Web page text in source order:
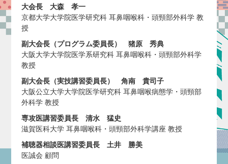
大会長 大森 孝一
京都大学大学院医学研究科 耳鼻咽喉科・頭頸部外科学 教
授
副大会長（プログラム委員長） 猪原 秀典
大阪大学大学院医学系研究科 耳鼻咽喉科・頭頸部外科学
教授
副大会長（実技講習委員長） 角南 貴司子
大阪公立大学大学院医学研究科 耳鼻咽喉病態学・頭頸部
外科学 教授
専攻医講習委員長 清水 猛史
滋賀医科大学 耳鼻咽喉科・頭頸部外科学講座 教授
補聴器相談医講習委員長 土井 勝美
医誠会 顧問